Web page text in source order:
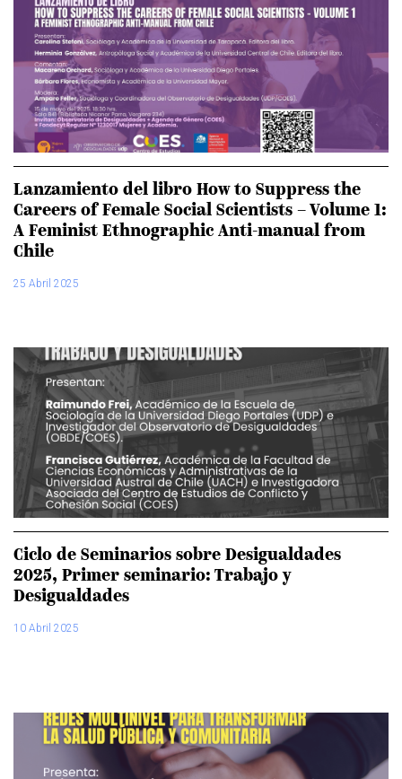
Lanzamiento del libro How to Suppress the
Careers of Female Social Scientists – Volume 1:
A Feminist Ethnographic Anti-manual from
Chile
25 Abril 2025
Ciclo de Seminarios sobre Desigualdades
2025, Primer seminario: Trabajo y
Desigualdades
10 Abril 2025